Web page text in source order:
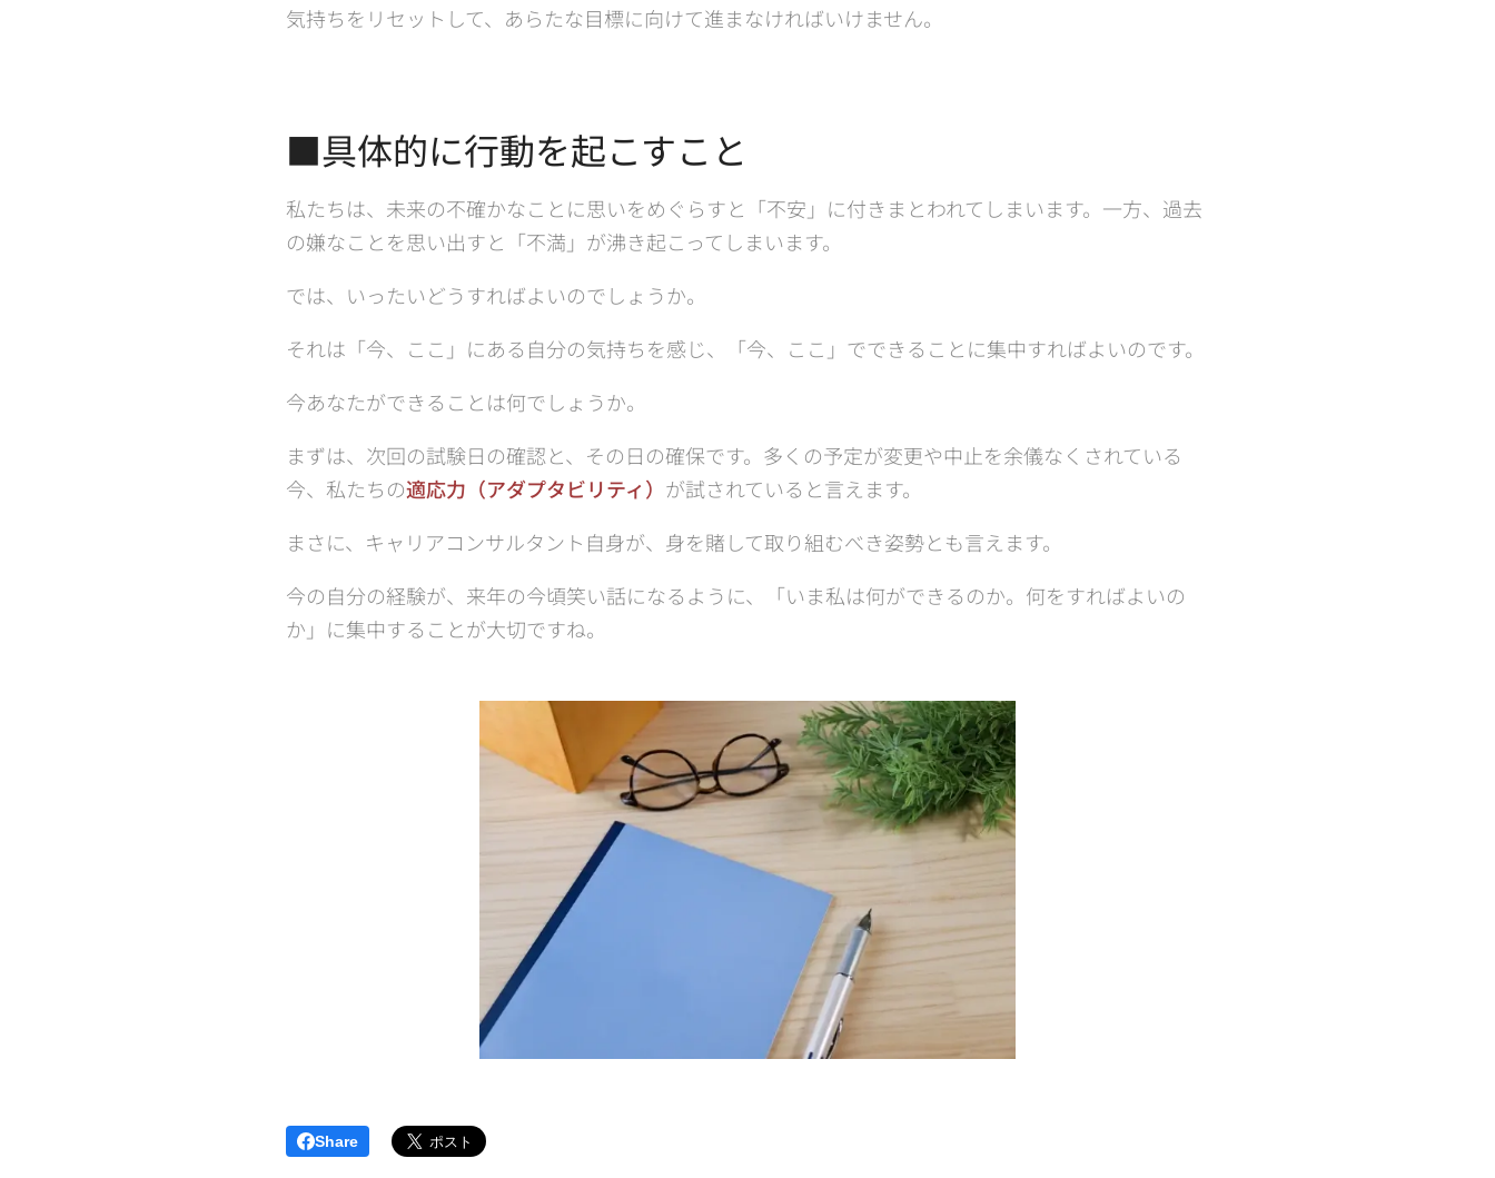
気持ちをリセットして、あらたな目標に向けて進まなければいけません。
■具体的に行動を起こすこと
私たちは、未来の不確かなことに思いをめぐらすと「不安」に付きまとわれてしまいます。一方、過去
の嫌なことを思い出すと「不満」が沸き起こってしまいます。
では、いったいどうすればよいのでしょうか。
それは「今、ここ」にある自分の気持ちを感じ、「今、ここ」でできることに集中すればよいのです。
今あなたができることは何でしょうか。
まずは、次回の試験日の確認と、その日の確保です。多くの予定が変更や中止を余儀なくされている
今、私たちの適応力（アダプタビリティ） が試されていると言えます。
まさに、キャリアコンサルタント自身が、身を賭して取り組むべき姿勢とも言えます。
今の自分の経験が、来年の今頃笑い話になるように、「いま私は何ができるのか。何をすればよいの
か」に集中することが大切ですね。
Share